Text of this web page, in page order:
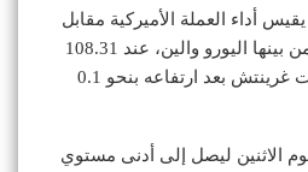
أداء العملة الأميركية مقابل
ست عملات رئيسية أخرى من بينها اليورو والين، عند 108.31
بحلول الساعة 05:51 بتوقيت غرينتش بعد ارتفاعه بنحو 0.1
1.2 بالمئة يوم الاثنين ليصل إلى أدنى مستوي